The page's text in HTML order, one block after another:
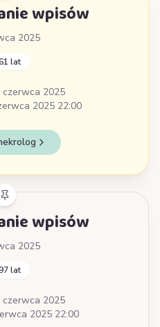
wpisów
2025
lat
czerwca 2025
2025 22:00
wpisów
2025
lat
czerwca 2025
2025 22:00